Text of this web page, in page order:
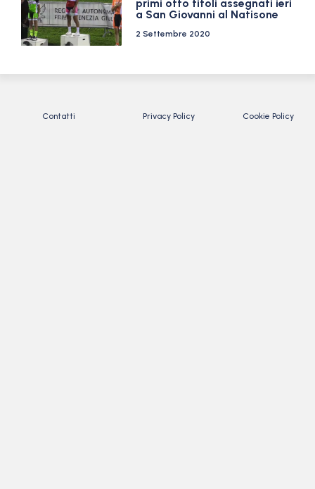
primi otto titoli assegnati ieri
a San Giovanni al Natisone
2 Settembre 2020
Contatti Privacy Policy Cookie Policy